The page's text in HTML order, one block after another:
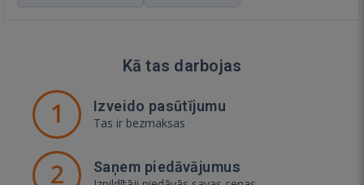
Kā tas darbojas
1 Izveido pasūtījumu
Tas ir bezmaksas
2 Saņem piedāvājumus